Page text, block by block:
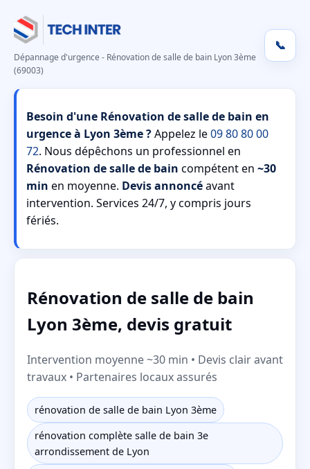
Dépannage d'urgence - Rénovation de salle de bain Lyon 3ème
(69003)
📞
Besoin d'une Rénovation de salle de bain en
urgence à Lyon 3ème ?Appelez le09 80 80 00
72. Nous dépêchons un professionnel en
Rénovation de salle de bain compétent en ~30
min en moyenne. Devis annoncéavant
intervention. Services 24/7, y compris jours
fériés.
Rénovation de salle de bain
Lyon 3ème, devis gratuit
Intervention moyenne ~30 min • Devis clair avant
travaux • Partenaires locaux assurés
rénovation de salle de bain Lyon 3ème
rénovation complète salle de bain 3e
arrondissement de Lyon